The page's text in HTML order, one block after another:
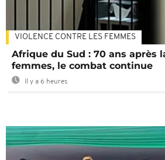
VIOLENCE CONTRE LES FEMMES
Afrique du Sud : 70 ans après
femmes, le combat continue
Il y a 6 heures